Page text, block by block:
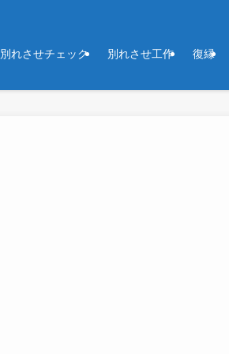
別れさせチェック 別れさせ工作 復縁